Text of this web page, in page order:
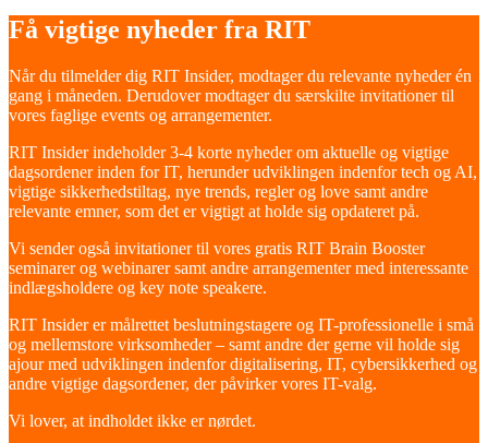
Få vigtige nyheder fra RIT
Når du tilmelder dig RIT Insider, modtager du relevante nyheder én
gang i måneden. Derudover modtager du særskilte invitationer til
vores faglige events og arrangementer.
RIT Insider indeholder 3-4 korte nyheder om aktuelle og vigtige
dagsordener inden for IT, herunder udviklingen indenfor tech og AI,
vigtige sikkerhedstiltag, nye trends, regler og love samt andre
relevante emner, som det er vigtigt at holde sig opdateret på.
Vi sender også invitationer til vores gratis RIT Brain Booster
seminarer og webinarer samt andre arrangementer med interessante
indlægsholdere og key note speakere.
RIT Insider er målrettet beslutningstagere og IT-professionelle i små
og mellemstore virksomheder – samt andre der gerne vil holde sig
ajour med udviklingen indenfor digitalisering, IT, cybersikkerhed og
andre vigtige dagsordener, der påvirker vores IT-valg.
Vi lover, at indholdet ikke er nørdet.